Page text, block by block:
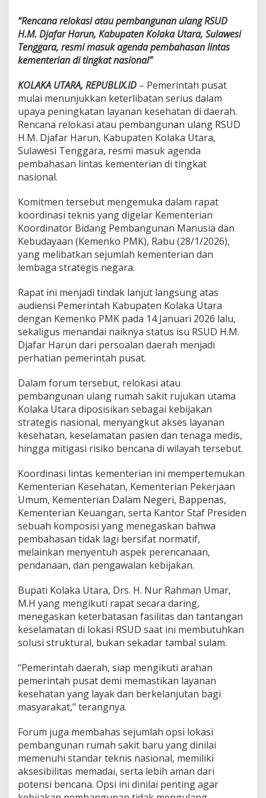
a
k
a
U
t
r
a
a
s
u
k
A
g
d
a
L
i
n
t
a
K
e
m
e
n
t
e
r
a
n
“Rencana relokasi atau pembangunan ulang RSUD
H.M. Djafar Harun, Kabupaten Kolaka Utara, Sulawesi
Tenggara, resmi masuk agenda pembahasan lintas
kementerian di tingkat nasional”
KOLAKA UTARA, REPUBLIX.ID – Pemerintah pusat
mulai menunjukkan keterlibatan serius dalam
upaya peningkatan layanan kesehatan di daerah.
Rencana relokasi atau pembangunan ulang RSUD
H.M. Djafar Harun, Kabupaten Kolaka Utara,
Sulawesi Tenggara, resmi masuk agenda
pembahasan lintas kementerian di tingkat
nasional.
Komitmen tersebut mengemuka dalam rapat
koordinasi teknis yang digelar Kementerian
Koordinator Bidang Pembangunan Manusia dan
Kebudayaan (Kemenko PMK), Rabu (28/1/2026),
yang melibatkan sejumlah kementerian dan
lembaga strategis negara.
Rapat ini menjadi tindak lanjut langsung atas
audiensi Pemerintah Kabupaten Kolaka Utara
dengan Kemenko PMK pada 14 Januari 2026 lalu,
sekaligus menandai naiknya status isu RSUD H.M.
Djafar Harun dari persoalan daerah menjadi
perhatian pemerintah pusat.
Dalam forum tersebut, relokasi atau
pembangunan ulang rumah sakit rujukan utama
Kolaka Utara diposisikan sebagai kebijakan
strategis nasional, menyangkut akses layanan
kesehatan, keselamatan pasien dan tenaga medis,
hingga mitigasi risiko bencana di wilayah tersebut.
Koordinasi lintas kementerian ini mempertemukan
Kementerian Kesehatan, Kementerian Pekerjaan
Umum, Kementerian Dalam Negeri, Bappenas,
Kementerian Keuangan, serta Kantor Staf Presiden
sebuah komposisi yang menegaskan bahwa
pembahasan tidak lagi bersifat normatif,
melainkan menyentuh aspek perencanaan,
pendanaan, dan pengawalan kebijakan.
Bupati Kolaka Utara, Drs. H. Nur Rahman Umar,
M.H yang mengikuti rapat secara daring,
menegaskan keterbatasan fasilitas dan tantangan
keselamatan di lokasi RSUD saat ini membutuhkan
solusi struktural, bukan sekadar tambal sulam.
“Pemerintah daerah, siap mengikuti arahan
pemerintah pusat demi memastikan layanan
kesehatan yang layak dan berkelanjutan bagi
masyarakat,” terangnya.
Forum juga membahas sejumlah opsi lokasi
pembangunan rumah sakit baru yang dinilai
memenuhi standar teknis nasional, memiliki
aksesibilitas memadai, serta lebih aman dari
potensi bencana. Opsi ini dinilai penting agar